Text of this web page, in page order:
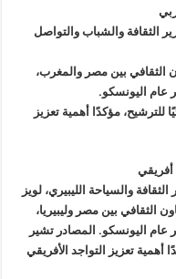
الثقافة والشباب والتواصل
الثقافي بين مصر والمغرب،
عام اليونسكو.
للترشيح، مؤكدًا أهمية تعزيز
والسياحة الليبيري، لويز
الثقافي بين مصر وليبيريا،
عام اليونسكو. المصادر تشير
أهمية تعزيز التواجد الأفريقي